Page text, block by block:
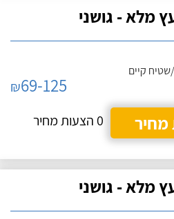
מלא - גושני
קיים
₪69-125
מחיר
0 הצעות מחיר
מלא - גושני